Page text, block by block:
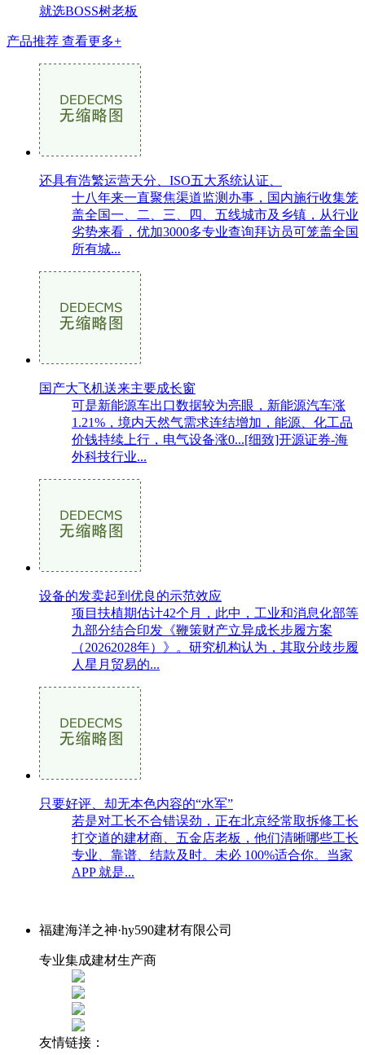
就选BOSS树老板
产品推荐 查看更多+
还具有浩繁运营天分、ISO五大系统认证、
十八年来一直聚焦渠道监测办事，国内施行收集笼
盖全国一、二、三、四、五线城市及乡镇，从行业
劣势来看，优加3000多专业查询拜访员可笼盖全国
所有城...
国产大飞机送来主要成长窗
可是新能源车出口数据较为亮眼，新能源汽车涨
1.21%，境内天然气需求连结增加，能源、化工品
价钱持续上行，电气设备涨0...[细致]开源证券-海
外科技行业...
设备的发卖起到优良的示范效应
项目扶植期估计42个月，此中，工业和消息化部等
九部分结合印发《鞭策财产立异成长步履方案
（20262028年）》。研究机构认为，其取分歧步履
人星月贸易的...
只要好评、却无本色内容的“水军”
若是对工长不合错误劲，正在北京经常取拆修工长
打交道的建材商、五金店老板，他们清晰哪些工长
专业、靠谱、结款及时。未必 100%适合你。当家
APP 就是...
福建海洋之神·hy590建材有限公司
专业集成建材生产商
友情链接：